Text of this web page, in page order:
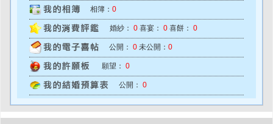
相簿： 0
婚紗： 0 喜宴： 0 喜餅： 0
公開： 0 未公開： 0
願望： 0
公開： 0